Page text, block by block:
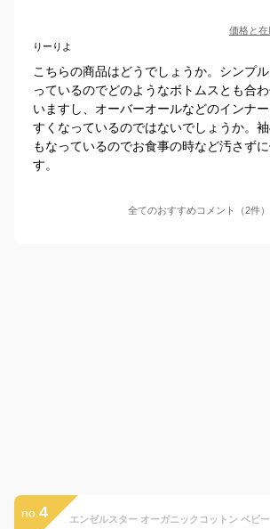
価格と在
りーりよ
こちらの商品はどうでしょうか。シンプ
っているのでどのようなボトムスとも合
いますし、オーバーオールなどのインナ
すくなっているのではないでしょうか。
もなっているのでお食事の時など汚さず
す。
全てのおすすめコメント（2件）
no. 4